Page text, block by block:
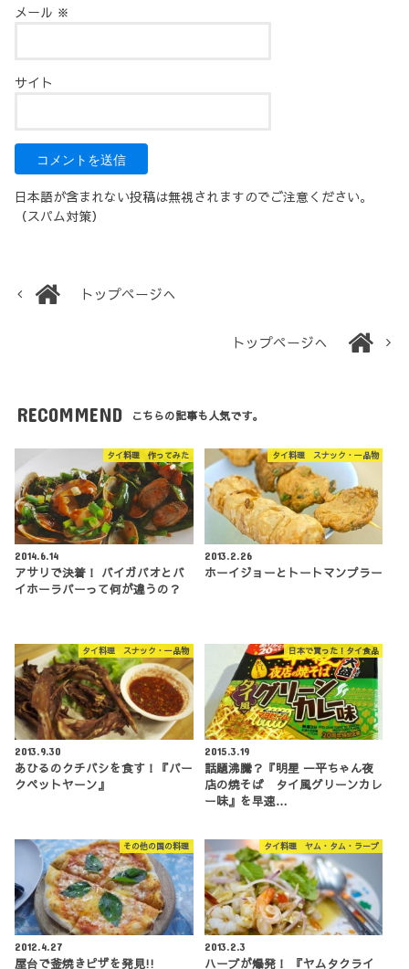
メール ※
サイト
日本語が含まれない投稿は無視されますのでご注意ください。
（スパム対策）
トップページへ
トップページへ
RECOMMEND こちらの記事も人気です。
タイ料理 作ってみた
2014.6.14
アサリで決着！ バイガパオとバ
イホーラパーって何が違うの？
タイ料理 スナック・一品物
2013.2.26
ホーイジョーとトートマンプラー
タイ料理 スナック・一品物
2013.9.30
あひるのクチバシを食す！『パー
クペットヤーン』
日本で買った！タイ食品
2015.3.19
話題沸騰？『明星 一平ちゃん夜
店の焼そば タイ風グリーンカレ
ー味』を早速…
その他の国の料理
2012.4.27
屋台で釜焼きピザを発見!!
タイ料理 ヤム・タム・ラープ
2013.2.3
ハーブが爆発！ 『ヤムタクライ